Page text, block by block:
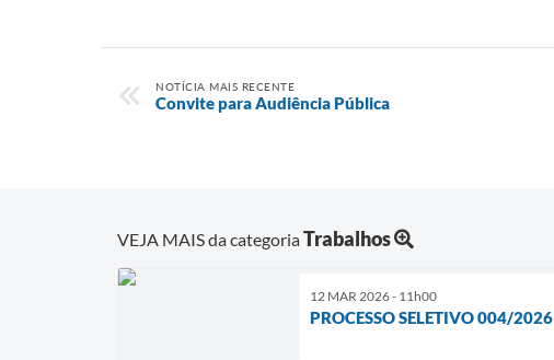
NOTÍCIA MAIS RECENTE
Convite para Audiência Pública
VEJA MAIS da categoriaTrabalhos
12 MAR 2026 - 11h00
PROCESSO SELETIVO 004/2026